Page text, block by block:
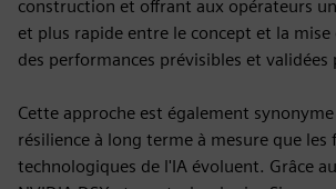
construction et offrant aux opérateurs
et plus rapide entre le concept et la mise
des performances prévisibles et
Cette approche est également
résilience à long terme à mesure que les
technologiques de l'IA évoluent. Grâce